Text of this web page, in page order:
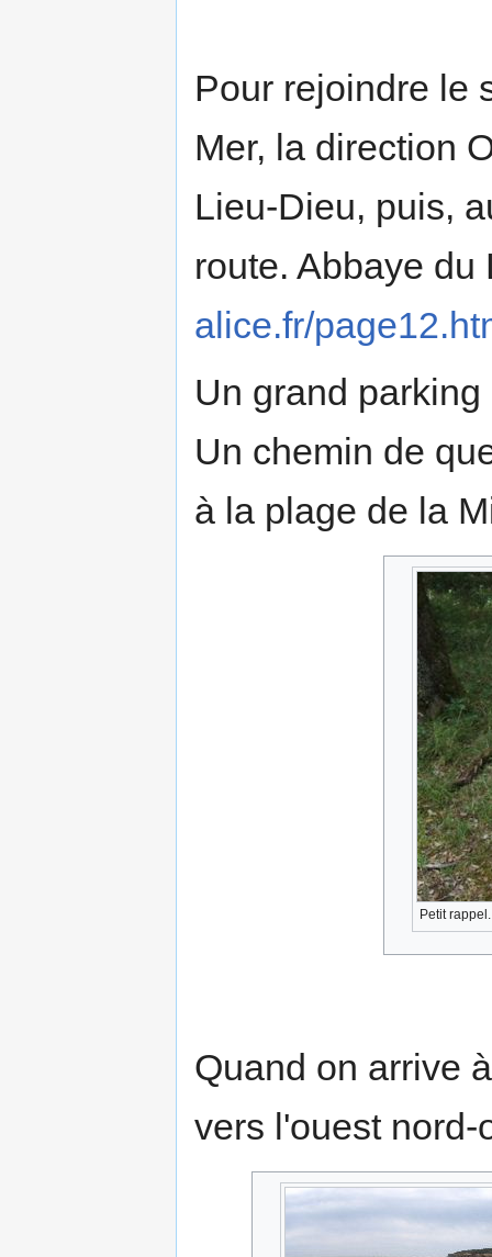
Pour rejoindre le
Mer, la direction
Lieu-Dieu, puis,
route. Abbaye
alice.fr/
Un grand
Un chemin de
à la plage de la
Petit rappel.
Quand on arrive
vers l'ouest nord-